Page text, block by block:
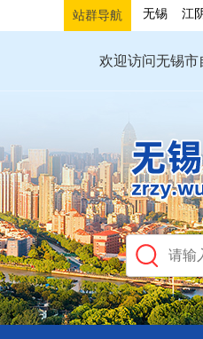
站群导航 无锡 江
欢迎访问无锡